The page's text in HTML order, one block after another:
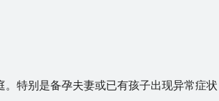
特别是备孕夫妻或已有孩子出现异常症状